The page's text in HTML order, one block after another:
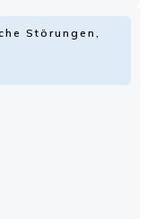
Störungen,